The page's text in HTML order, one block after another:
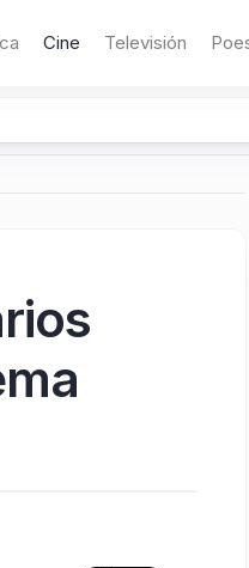
Cine Televisión